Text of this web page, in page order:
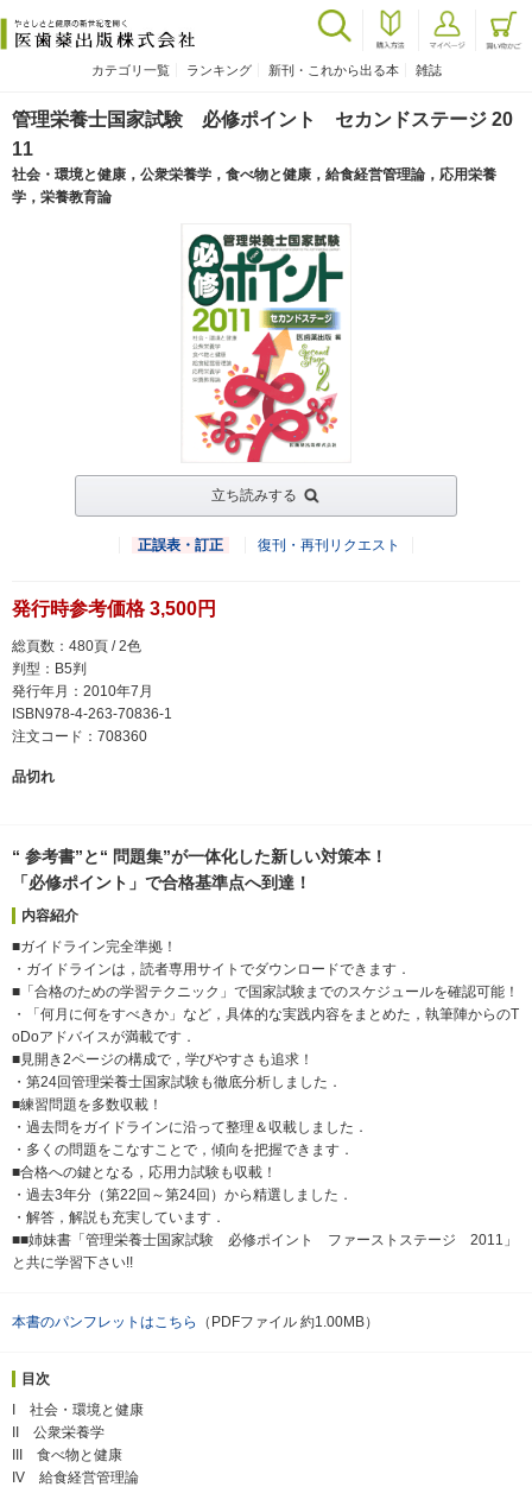
カテゴリ一覧 ランキング 新刊・これから出る本 雑誌
管理栄養士国家試験 必修ポイント セカンドステージ 20
11
社会・環境と健康，公衆栄養学，食べ物と健康，給食経営管理論，応用栄養
学，栄養教育論
立ち読みする
正誤表・訂正 復刊・再刊リクエスト
発行時参考価格 3,500円
総頁数：480頁 / 2色
判型：B5判
発行年月：2010年7月
ISBN978-4-263-70836-1
注文コード：708360
品切れ
“ 参考書”と“ 問題集”が一体化した新しい対策本！
「必修ポイント」で合格基準点へ到達！
内容紹介
■ガイドライン完全準拠！
・ガイドラインは，読者専用サイトでダウンロードできます．
■「合格のための学習テクニック」で国家試験までのスケジュールを確認可能！
・「何月に何をすべきか」など，具体的な実践内容をまとめた，執筆陣からのT
oDoアドバイスが満載です．
■見開き2ページの構成で，学びやすさも追求！
・第24回管理栄養士国家試験も徹底分析しました．
■練習問題を多数収載！
・過去問をガイドラインに沿って整理＆収載しました．
・多くの問題をこなすことで，傾向を把握できます．
■合格への鍵となる，応用力試験も収載！
・過去3年分（第22回～第24回）から精選しました．
・解答，解説も充実しています．
■■姉妹書「管理栄養士国家試験 必修ポイント ファーストステージ 2011」
と共に学習下さい!!
本書のパンフレットはこちら （PDFファイル 約1.00MB）
目次
I 社会・環境と健康
II 公衆栄養学
III 食べ物と健康
IV 給食経営管理論